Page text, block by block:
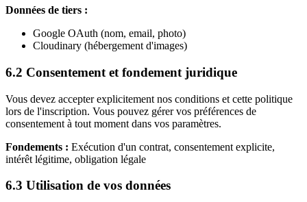
Données de tiers :
Google OAuth (nom, email, photo)
Cloudinary (hébergement d'images)
6.2 Consentement et fondement juridique
Vous devez accepter explicitement nos conditions et cette politique
lors de l'inscription. Vous pouvez gérer vos préférences de
consentement à tout moment dans vos paramètres.
Fondements : Exécution d'un contrat, consentement explicite,
intérêt légitime, obligation légale
6.3 Utilisation de vos données